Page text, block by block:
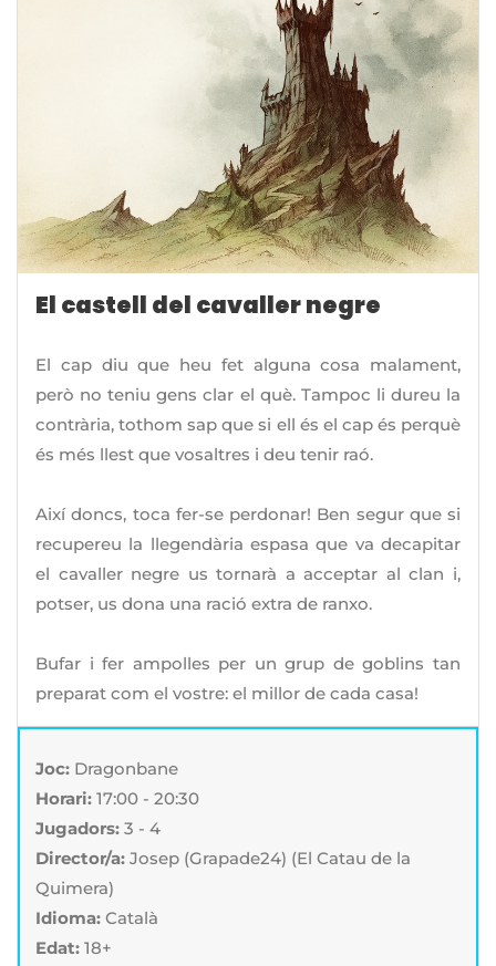
El castell del cavaller negre
El cap diu que heu fet alguna cosa malament,
però no teniu gens clar el què. Tampoc li dureu la
contrària, tothom sap que si ell és el cap és perquè
és més llest que vosaltres i deu tenir raó.
Així doncs, toca fer-se perdonar! Ben segur que si
recupereu la llegendària espasa que va decapitar
el cavaller negre us tornarà a acceptar al clan i,
potser, us dona una ració extra de ranxo.
Bufar i fer ampolles per un grup de goblins tan
preparat com el vostre: el millor de cada casa!
Joc: Dragonbane
Horari: 17:00 - 20:30
Jugadors: 3 - 4
Director/a: Josep (Grapade24) (El Catau de la
Quimera)
Idioma: Català
Edat: 18+